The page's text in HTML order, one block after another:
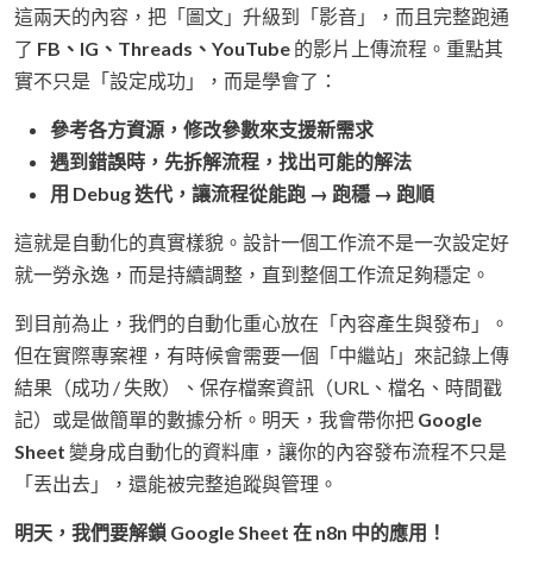
這兩天的內容，把「圖文」升級到「影音」，而且完整跑通
了 FB、IG、Threads、YouTube 的影片上傳流程。重點其
實不只是「設定成功」，而是學會了：
參考各方資源，修改參數來支援新需求
遇到錯誤時，先拆解流程，找出可能的解法
用 Debug 迭代，讓流程從能跑 → 跑穩 → 跑順
這就是自動化的真實樣貌。設計一個工作流不是一次設定好
就一勞永逸，而是持續調整，直到整個工作流足夠穩定。
到目前為止，我們的自動化重心放在「內容產生與發布」。
但在實際專案裡，有時候會需要一個「中繼站」來記錄上傳
結果（成功 / 失敗）、保存檔案資訊（URL、檔名、時間戳
記）或是做簡單的數據分析。明天，我會帶你把 Google
Sheet 變身成自動化的資料庫，讓你的內容發布流程不只是
「丟出去」，還能被完整追蹤與管理。
明天，我們要解鎖 Google Sheet 在 n8n 中的應用！